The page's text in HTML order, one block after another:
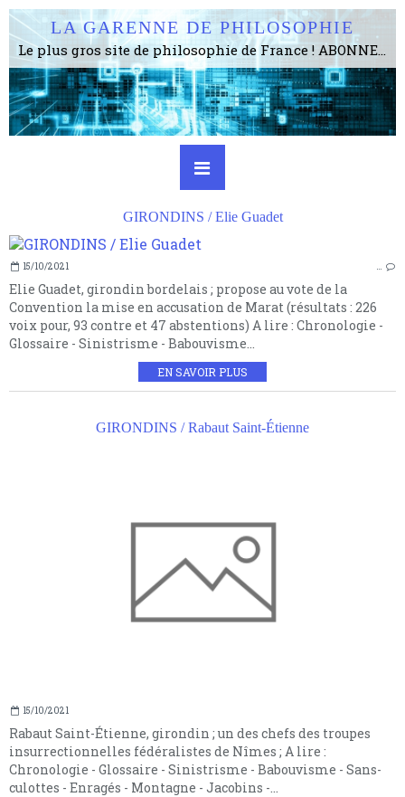
LA GARENNE DE PHILOSOPHIE
Le plus gros site de philosophie de France ! ABONNEZ-VOUS ! 4115 Articles, 1634 abonné·e·s, depuis 2006 . . . . . . . . 2 852 214 pages vues jusqu'à présent. Prestance et être apte à un plus grand nombre de choses.
GIRONDINS / Elie Guadet
15/10/2021 …
Elie Guadet, girondin bordelais ; propose au vote de la
Convention la mise en accusation de Marat (résultats : 226
voix pour, 93 contre et 47 abstentions) A lire : Chronologie -
Glossaire - Sinistrisme - Babouvisme...
EN SAVOIR PLUS
GIRONDINS / Rabaut Saint-Étienne
15/10/2021
Rabaut Saint-Étienne, girondin ; un des chefs des troupes
insurrectionnelles fédéralistes de Nîmes ; A lire :
Chronologie - Glossaire - Sinistrisme - Babouvisme - Sans-
culottes - Enragés - Montagne - Jacobins -...